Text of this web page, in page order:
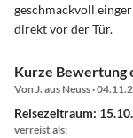
geschmackvoll
direkt vor der Tür.
Kurze Bewertung
Von J. aus Neuss ·
Reisezeitraum:
verreist als: